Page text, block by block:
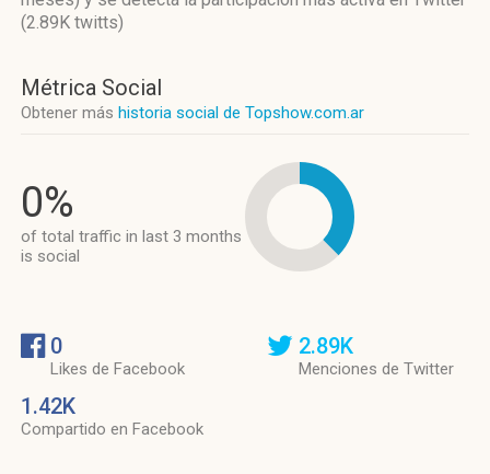
(2.89K twitts)
Métrica Social
Obtener más historia social de Topshow.com.ar
0%
of total traffic in last 3 months
is social
0
Likes de Facebook
1.42K
Compartido en Facebook
2.89K
Menciones de Twitter